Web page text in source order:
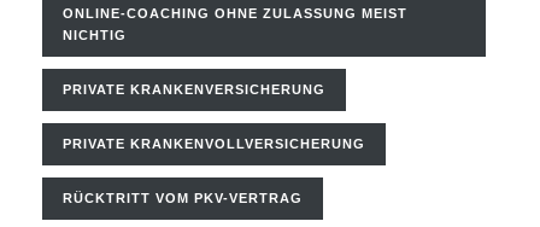
ONLINE-COACHING OHNE ZULASSUNG MEIST
NICHTIG
PRIVATE KRANKENVERSICHERUNG
PRIVATE KRANKENVOLLVERSICHERUNG
RÜCKTRITT VOM PKV-VERTRAG